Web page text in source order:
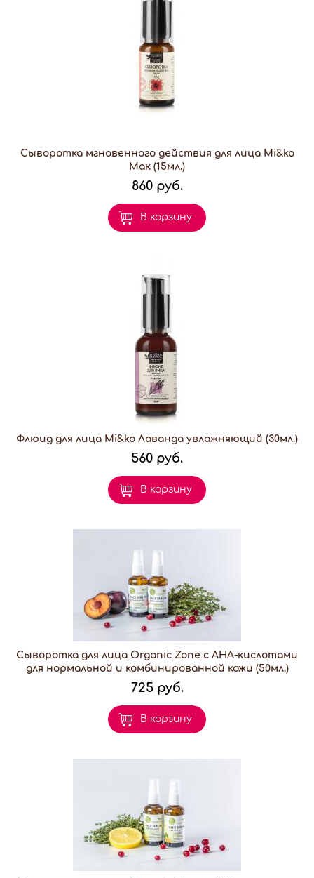
Сыворотка мгновенного действия для лица Mi&ko
Мак (15мл.)
860 руб.
В корзину
Флюид для лица Mi&ko Лаванда увлажняющий (30мл.)
560 руб.
В корзину
Сыворотка для лица Organic Zone с АНА-кислотами
для нормальной и комбинированной кожи (50мл.)
725 руб.
В корзину